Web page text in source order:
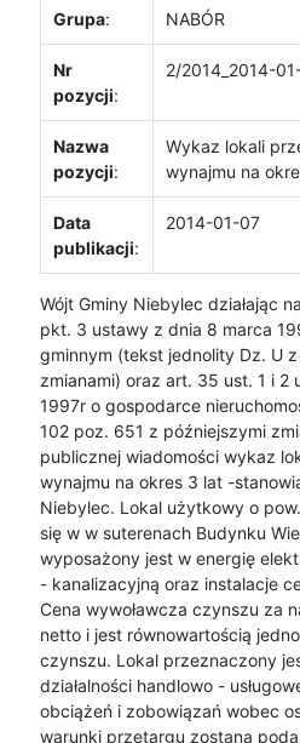
Grupa: NABÓR
Nr
pozycji:
2/2014_2014-
Nazwa
pozycji:
Wykaz lokali
wynajmu na
Data
publikacji:
2014-01-07
Wójt Gminy Niebylec działając
pkt. 3 ustawy z dnia 8 marca
gminnym (tekst jednolity Dz. U
zmianami) oraz art. 35 ust. 1 i 2
1997r o gospodarce
102 poz. 651 z późniejszymi
publicznej wiadomości wykaz
wynajmu na okres 3 lat -
Niebylec. Lokal użytkowy o
się w w suterenach Budynku
wyposażony jest w energię
- kanalizacyjną oraz instalacje
Cena wywoławcza czynszu za
netto i jest równowartością
czynszu. Lokal przeznaczony
działalności handlowo -
obciążeń i zobowiązań wobec
warunki przetargu zostaną